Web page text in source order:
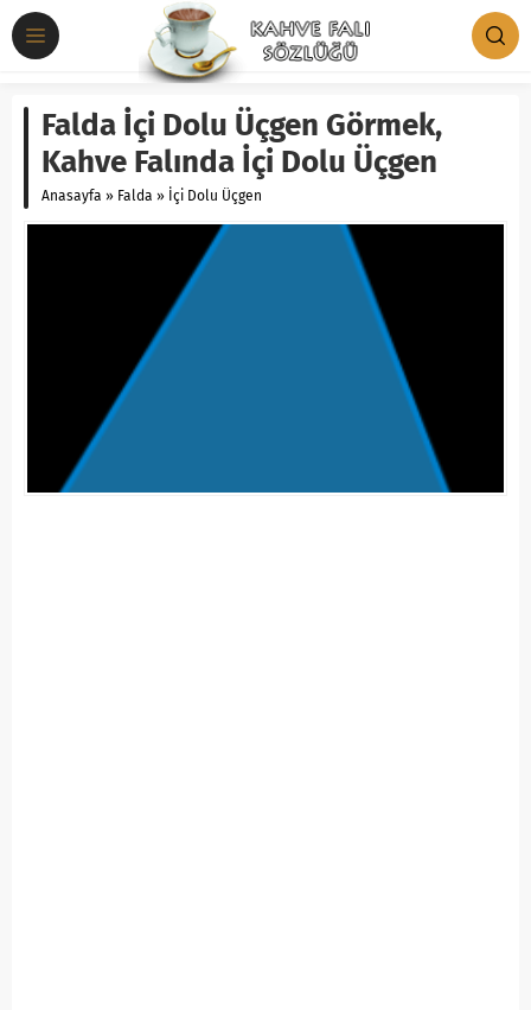
Falda İçi Dolu Üçgen Görmek,
Kahve Falında İçi Dolu Üçgen
Anasayfa » Falda » İçi Dolu Üçgen